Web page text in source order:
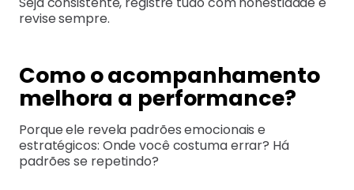
revise sempre.
Como o acompanhamento
melhora a performance?
Porque ele revela padrões emocionais e
estratégicos: Onde você costuma errar? Há
padrões se repetindo?